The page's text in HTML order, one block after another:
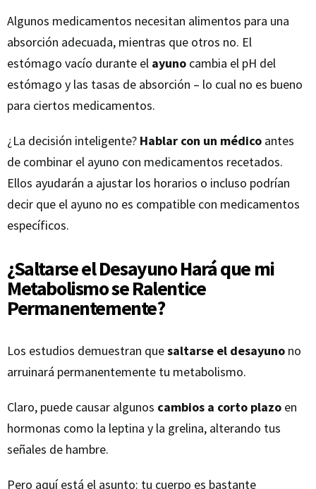
Algunos medicamentos necesitan alimentos para una
absorción adecuada, mientras que otros no. El
estómago vacío durante el ayuno cambia el pH del
estómago y las tasas de absorción – lo cual no es bueno
para ciertos medicamentos.
¿La decisión inteligente? Hablar con un médico antes
de combinar el ayuno con medicamentos recetados.
Ellos ayudarán a ajustar los horarios o incluso podrían
decir que el ayuno no es compatible con medicamentos
específicos.
¿Saltarse el Desayuno Hará que mi
Metabolismo se Ralentice
Permanentemente?
Los estudios demuestran quesaltarse el desayuno no
arruinará permanentemente tu metabolismo.
Claro, puede causar algunos cambios a corto plazo en
hormonas como la leptina y la grelina, alterando tus
señales de hambre.
Pero aquí está el asunto: tu cuerpo es bastante